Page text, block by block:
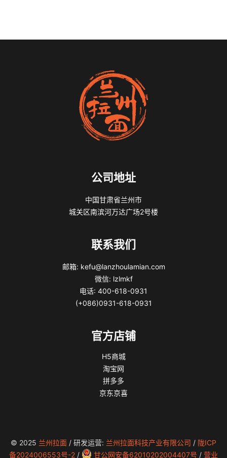
公司地址
中国甘肃省兰州市
城关区南滨河万达广场2号楼
联系我们
邮箱: kefu@lanzhoulamian.com
微信: lzlmkf
电话: 400-618-0931
(+086)0931-618-0931
官方店铺
H5商城
淘宝网
拼多多
京东京喜
© 2025 兰州拉面 / 研发运营: 兰州拉面科技产业有限公司 / 陇ICP
备2024006553号-2 / 甘公网安备62010202004407号 / 营业